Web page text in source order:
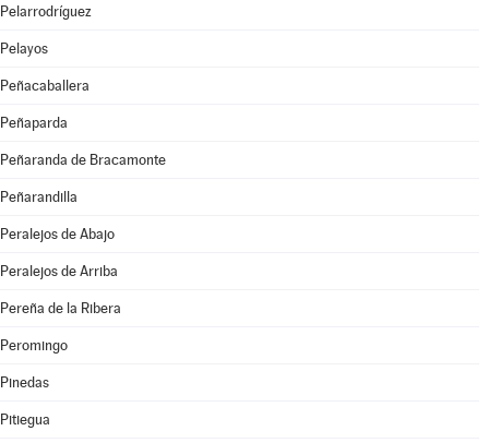
Pelarrodríguez
Pelayos
Peñacaballera
Peñaparda
Peñaranda de Bracamonte
Peñarandilla
Peralejos de Abajo
Peralejos de Arriba
Pereña de la Ribera
Peromingo
Pinedas
Pitiegua